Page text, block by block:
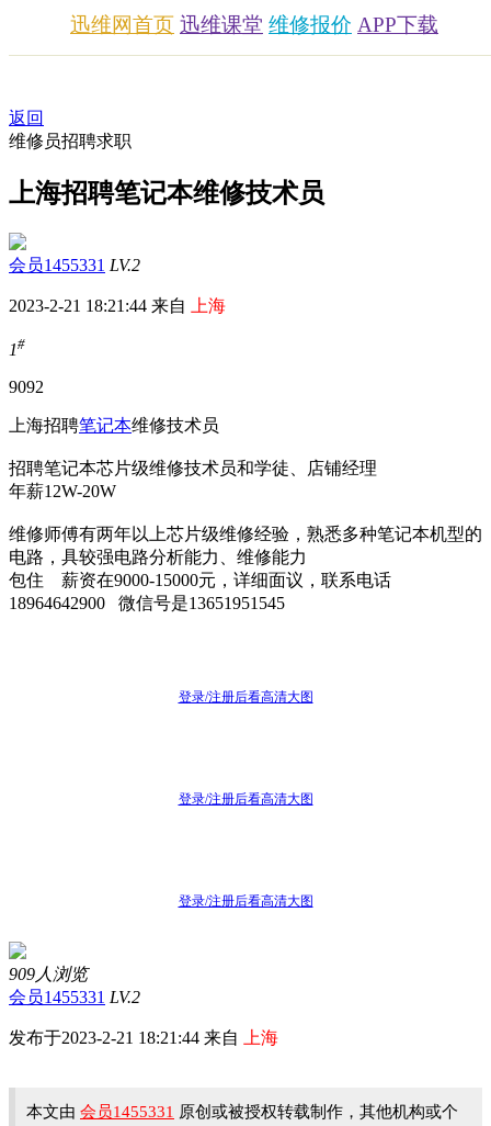
迅维网首页 迅维课堂 维修报价 APP下载
返回
维修员招聘求职
上海招聘笔记本维修技术员
会员1455331 LV.2
2023-2-21 18:21:44 来自 上海
1#
9092
上海招聘笔记本维修技术员
招聘笔记本芯片级维修技术员和学徒、店铺经理
年薪12W-20W
维修师傅有两年以上芯片级维修经验，熟悉多种笔记本机型的
电路，具较强电路分析能力、维修能力
包住 薪资在9000-15000元，详细面议，联系电话
18964642900 微信号是13651951545
登录/注册后看高清大图
登录/注册后看高清大图
登录/注册后看高清大图
909人浏览
会员1455331 LV.2
发布于2023-2-21 18:21:44 来自 上海
本文由 会员1455331 原创或被授权转载制作，其他机构或个